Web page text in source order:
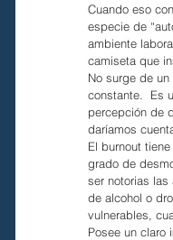
Cuando eso
especie de
ambiente
camiseta que
No surge de
constante.  Es
percepción de
daríamos
El burnout
grado de
ser notorias
de alcohol o
vulnerables,
Posee un claro